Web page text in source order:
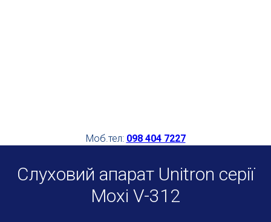
Моб.тел: 098 404 7227
Слуховий апарат Unitron серії
Moxi V-312